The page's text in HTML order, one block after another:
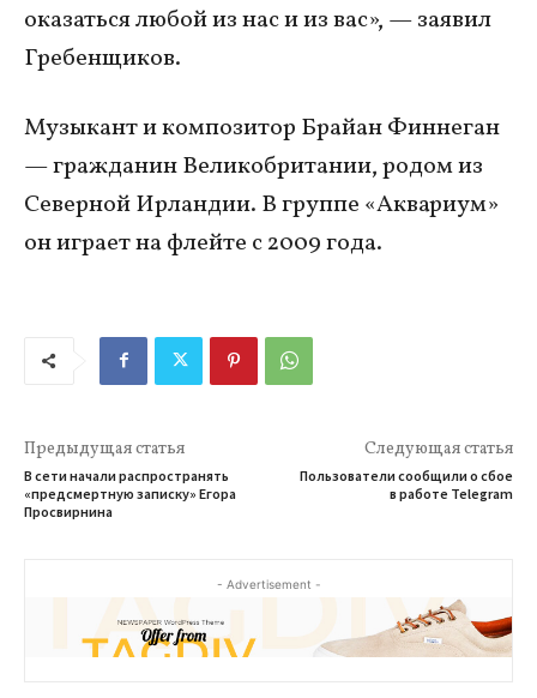
оказаться любой из нас и из вас», — заявил
Гребенщиков.
Музыкант и композитор Брайан Финнеган
— гражданин Великобритании, родом из
Северной Ирландии. В группе «Аквариум»
он играет на флейте с 2009 года.
Предыдущая статья
В сети начали распространять
«предсмертную записку» Егора
Просвирнина
Следующая статья
Пользователи сообщили о сбое
в работе Telegram
- Advertisement -